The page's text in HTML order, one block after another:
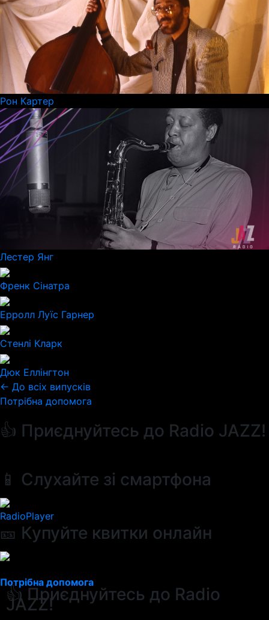
Рон Картер
Лестер Янг
Френк Сінатра
Ерролл Луїс Гарнер
Стенлі Кларк
Дюк Еллінгтон
← До всіх випусків
Потрібна допомога
👍 Приєднуйтесь до Radio JAZZ!
📱 Слухайте зі смартфона
RadioPlayer
🎫 Купуйте квитки онлайн
Потрібна допомога
👍 Приєднуйтесь до Radio
JAZZ!